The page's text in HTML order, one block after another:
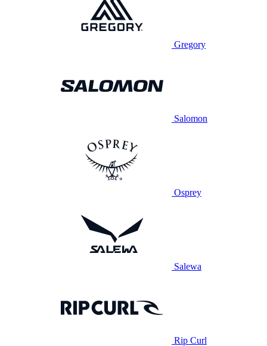
Gregory
Salomon
Osprey
Salewa
Rip Curl